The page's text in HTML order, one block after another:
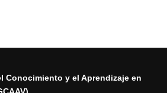
Conocimiento y el Aprendizaje en